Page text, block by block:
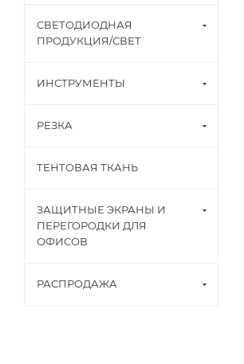
СВЕТОДИОДНАЯ
ПРОДУКЦИЯ/СВЕТ
ИНСТРУМЕНТЫ
РЕЗКА
ТЕНТОВАЯ ТКАНЬ
ЗАЩИТНЫЕ ЭКРАНЫ И
ПЕРЕГОРОДКИ ДЛЯ
ОФИСОВ
РАСПРОДАЖА